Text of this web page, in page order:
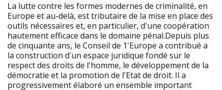
La lutte contre les formes modernes de criminalité, en
Europe et au-delà, est tributaire de la mise en place des
outils nécessaires et, en particulier, d'une coopération
hautement efficace dans le domaine pénal.Depuis plus
de cinquante ans, le Conseil de 1'Europe a contribué a
la construction d'un espace juridique fondé sur le
respect des droits de l'homme, le développement de la
démocratie et la promotion de l'Etat de droit. Il a
progressivement élaboré un ensemble important